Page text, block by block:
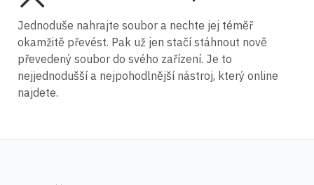
Jednoduše nahrajte soubor a nechte jej téměř
okamžitě převést. Pak už jen stačí stáhnout nově
převedený soubor do svého zařízení. Je to
nejjednodušší a nejpohodlnější nástroj, který online
najdete.